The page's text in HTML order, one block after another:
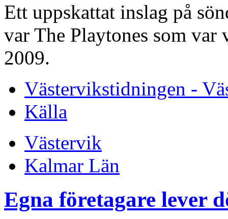
Ett uppskattat inslag på
var The Playtones som var
2009.
Västervikstidningen -
Källa
Västervik
Kalmar Län
Egna företagare lever